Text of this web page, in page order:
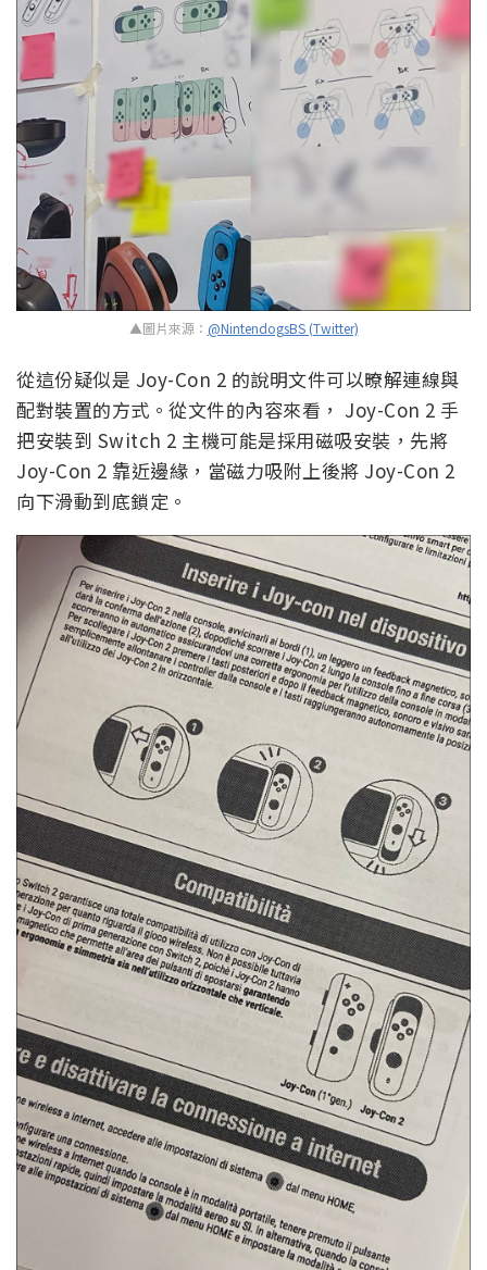
▲圖片來源： @NintendogsBS (Twitter)
從這份疑似是 Joy-Con 2 的說明文件可以暸解連線與
配對裝置的方式。從文件的內容來看， Joy-Con 2 手
把安裝到 Switch 2 主機可能是採用磁吸安裝，先將
Joy-Con 2 靠近邊緣，當磁力吸附上後將 Joy-Con 2
向下滑動到底鎖定。